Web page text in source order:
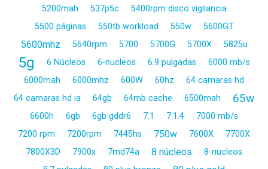
5200mah
537p5c
5400rpm disco vigilancia
5500 páginas
550tb workload 550w 5600GT
5600mhz 5640rpm 5700 5700G 5700X 5825u
5g 6 Núcleos 6-nucleos 6.9 pulgadas
6000 mb/s
6000mah
6000mhz 600W 60hz
64 camaras hd
64 camaras hd ia
64gb 64mb cache 6500mah 65w
6600h 6gb 6gb gddr6 7.1 7.1.4
7000 mb/s
7200 rpm
7200rpm 7445hs 750w 7600X
7700X
7800X3D
7900x 7md74a 8 núcleos
8-nucleos